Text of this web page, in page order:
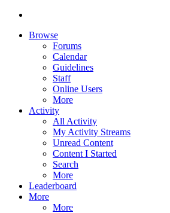
Browse
Forums
Calendar
Guidelines
Staff
Online Users
More
Activity
All Activity
My Activity Streams
Unread Content
Content I Started
Search
More
Leaderboard
More
More